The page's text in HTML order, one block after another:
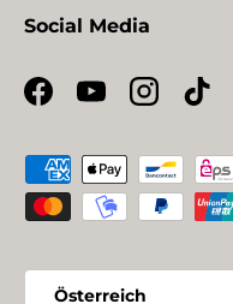
Social Media
Facebook
YouTube
Zahlungsmethoden
Land/Region
Österreich